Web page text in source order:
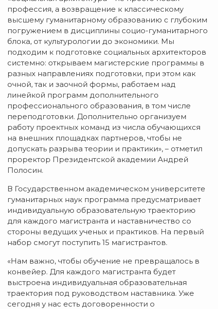
профессия, а возвращение к классическому
высшему гуманитарному образованию с глубоким
погружением в дисциплины социо-гуманитарного
блока, от культурологии до экономики. Мы
подходим к подготовке социальных архитекторов
системно: открываем магистерские программы в
разных направлениях подготовки, при этом как
очной, так и заочной формы, работаем над
линейкой программ дополнительного
профессионального образования, в том числе
переподготовки. Дополнительно организуем
работу проектных команд из числа обучающихся
на внешних площадках партнеров, чтобы не
допускать разрыва теории и практики», – отметил
проректор Президентской академии Андрей
Полосин.
В Государственном академическом университете
гуманитарных наук программа предусматривает
индивидуальную образовательную траекторию
для каждого магистранта и наставничество со
стороны ведущих ученых и практиков. На первый
набор смогут поступить 15 магистрантов.
«Нам важно, чтобы обучение не превращалось в
конвейер. Для каждого магистранта будет
выстроена индивидуальная образовательная
траектория под руководством наставника. Уже
сегодня у нас есть договоренности о